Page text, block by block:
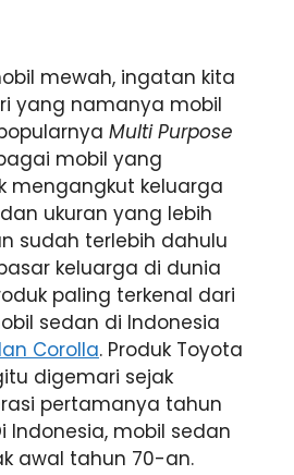
mewah, ingatan kita
yang namanya mobil
Multi Purpose
mobil yang
mengangkut keluarga
ukuran yang lebih
sudah terlebih dahulu
keluarga di dunia
paling terkenal dari
sedan di Indonesia
Corolla. Produk Toyota
digemari sejak
pertamanya tahun
Indonesia, mobil sedan
awal tahun 70-an.